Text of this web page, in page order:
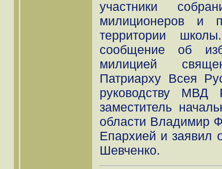
участники
милиционеров и
территории
сообщение об
милицией
Патриарху Всея
руководству
заместитель
области Владимир
Епархией и заявил
Шевченко.